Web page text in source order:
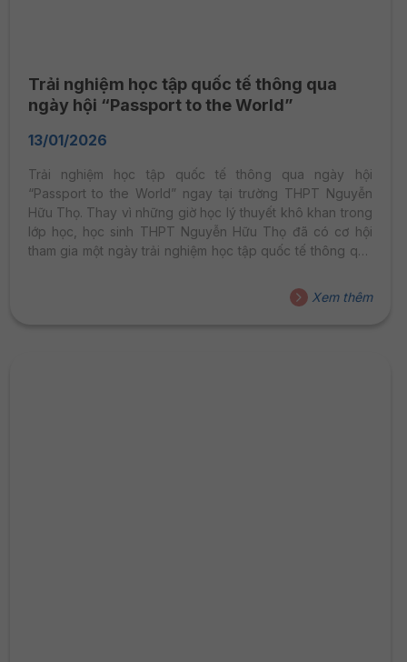
Trải nghiệm học tập quốc tế thông qua
ngày hội “Passport to the World”
13/01/2026
Trải nghiệm học tập quốc tế thông qua ngày hội
“Passport to the World” ngay tại trường THPT Nguyễn
Hữu Thọ. Thay vì những giờ học lý thuyết khô khan trong
lớp học, học sinh THPT Nguyễn Hữu Thọ đã có cơ hội
tham gia một ngày trải nghiệm học tập quốc tế thông qua
chức. Sự kiện không chỉ là buổi tham quan mà được thiết
kế như một “cuốn hộ chiếu” mở ra lối tư duy toàn cầu,
Xem thêm